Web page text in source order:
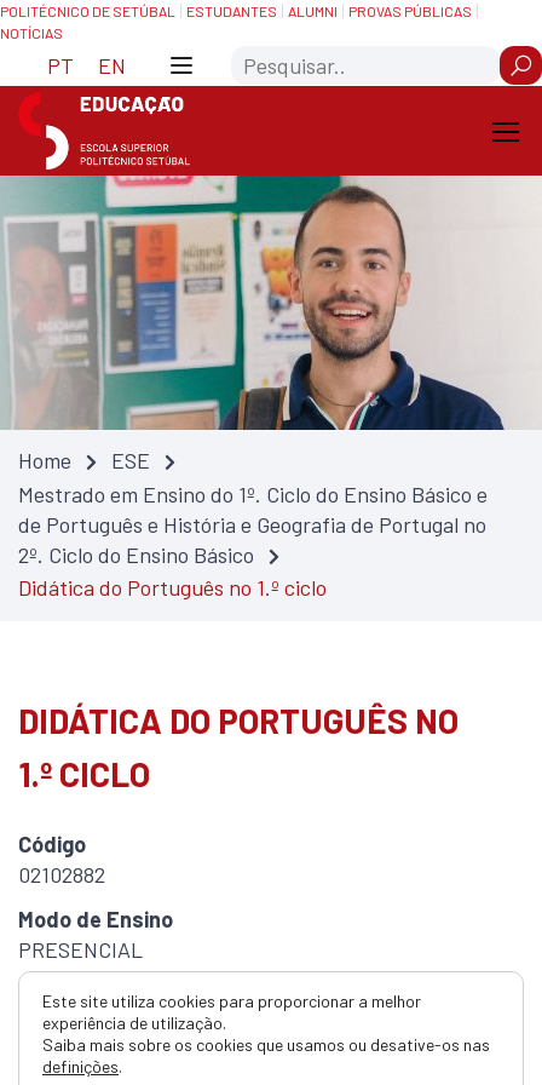
Skip
to
Content
Saltar
para
navegação
POLITÉCNICO DE SETÚBAL ESTUDANTES ALUMNI
PROVAS PÚBLICAS
NOTÍCIAS
PT EN Search
Home
ESE
Mestrado em Ensino do 1º. Ciclo do Ensino Básico e
de Português e História e Geografia de Portugal no
2º. Ciclo do Ensino Básico
Didática do Português no 1.º ciclo
DIDÁTICA DO PORTUGUÊS NO
1.º CICLO
Código
02102882
Modo de Ensino
PRESENCIAL
ECTS
4.0
Duração
Este site utiliza cookies para proporcionar a melhor
experiência de utilização.
Saiba mais sobre os cookies que usamos ou desative-os nas
definições.